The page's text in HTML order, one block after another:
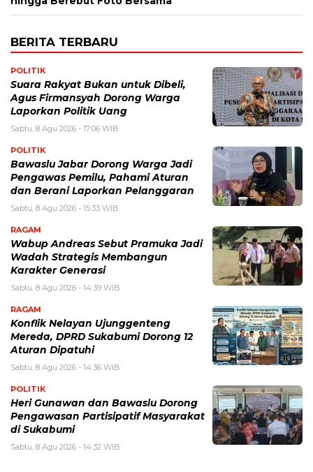
BERITA TERBARU
POLITIK
Suara Rakyat Bukan untuk Dibeli,
Agus Firmansyah Dorong Warga
Laporkan Politik Uang
Sabtu, 8 Agu 2026 - 17:06 WIB
POLITIK
Bawaslu Jabar Dorong Warga Jadi
Pengawas Pemilu, Pahami Aturan
dan Berani Laporkan Pelanggaran
Sabtu, 8 Agu 2026 - 15:33 WIB
RAGAM
Wabup Andreas Sebut Pramuka Jadi
Wadah Strategis Membangun
Karakter Generasi ‎
Sabtu, 8 Agu 2026 - 14:39 WIB
RAGAM
Konflik Nelayan Ujunggenteng
Mereda, DPRD Sukabumi Dorong 12
Aturan Dipatuhi
Sabtu, 8 Agu 2026 - 14:36 WIB
POLITIK
Heri Gunawan dan Bawaslu Dorong
Pengawasan Partisipatif Masyarakat
di Sukabumi
Sabtu, 8 Agu 2026 - 14:32 WIB